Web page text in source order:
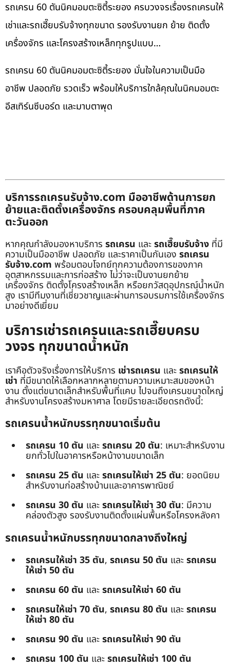
รถเครน 60 ตันนิคมอมตะซิตี้ระยอง ครบวงจรเรื่องรถเครนให้
เช่าและรถเฮี๊ยบรับจ้างทุกขนาด รองรับงานยก ย้าย ติดตั้ง
เครื่องจักร และโครงสร้างเหล็กทุกรูปแบบ…
รถเครน 60 ตันนิคมอมตะซิตี้ระยอง มั่นใจในความเป็นมือ
อาชีพ ปลอดภัย รวดเร็ว พร้อมให้บริการใกล้คุณในนิคมอมตะ
อีสเทิร์นซีบอร์ด และมาบตาพุด
บริการรถเครนรับจ้าง.com มืออาชีพด้านการยก
ย้ายและติดตั้งเครื่องจักร ครอบคลุมพื้นที่ภาค
ตะวันออก
หากคุณกำลังมองหาบริการ รถเครน และรถเฮี๊ยบรับจ้าง ที่มี
ความเป็นมืออาชีพ ปลอดภัย และราคาเป็นกันเอง รถเครน
รับจ้าง.com พร้อมตอบโจทย์ทุกความต้องการของภาค
อุตสาหกรรมและการก่อสร้าง ไม่ว่าจะเป็นงานยกย้าย
เครื่องจักร ติดตั้งโครงสร้างเหล็ก หรือยกวัสดุอุปกรณ์น้ำหนัก
สูง เรามีทีมงานที่เชี่ยวชาญและผ่านการอบรมการใช้เครื่องจักร
มาอย่างดีเยี่ยม
บริการเช่ารถเครนและรถเฮี๊ยบครบ
วงจร ทุกขนาดน้ำหนัก
เราคือตัวจริงเรื่องการให้บริการ เช่ารถเครน และรถเครนให้
เช่า ที่มีขนาดให้เลือกหลากหลายตามความเหมาะสมของหน้า
งาน ตั้งแต่ขนาดเล็กสำหรับพื้นที่แคบ ไปจนถึงเครนขนาดใหญ่
สำหรับงานโครงสร้างมหาศาล โดยมีรายละเอียดรถดังนี้:
รถเครนน้ำหนักบรรทุกขนาดเริ่มต้น
รถเครน 10 ตัน และรถเครน 20 ตัน: เหมาะสำหรับงาน
ยกทั่วไปในอาคารหรือหน้างานขนาดเล็ก
รถเครน 25 ตัน และรถเครนให้เช่า 25 ตัน: ยอดนิยม
สำหรับงานก่อสร้างบ้านและอาคารพาณิชย์
รถเครน 30 ตัน และรถเครนให้เช่า 30 ตัน: มีความ
คล่องตัวสูง รองรับงานติดตั้งแผ่นพื้นหรือโครงหลังคา
รถเครนน้ำหนักบรรทุกขนาดกลางถึงใหญ่
รถเครนให้เช่า 35 ตัน, รถเครน 50 ตัน และรถเครน
ให้เช่า 50 ตัน
รถเครน 60 ตัน และรถเครนให้เช่า 60 ตัน
รถเครนให้เช่า 70 ตัน, รถเครน 80 ตัน และรถเครน
ให้เช่า 80 ตัน
รถเครน 90 ตัน และรถเครนให้เช่า 90 ตัน
รถเครน 100 ตัน และรถเครนให้เช่า 100 ตัน